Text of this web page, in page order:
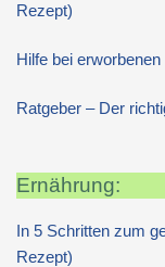
Rezept)
Hilfe bei
Ratgeber – Der
Ernährung:
In 5 Schritten zum
Rezept)